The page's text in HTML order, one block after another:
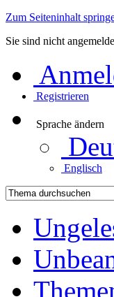
Zum Seiteninhalt
Sie sind nicht
Registrieren
Sprache ändern
Englisch